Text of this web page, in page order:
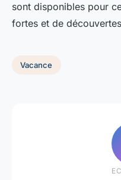
sont disponibles pour
fortes et de
Vacance